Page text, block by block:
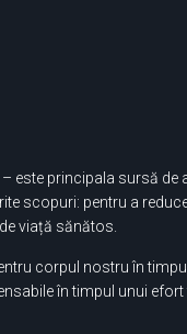
– este principala sursă
scopuri: pentru a
viață sănătos.
corpul nostru în
în timpul unui